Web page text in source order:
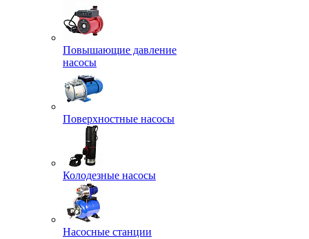
Повышающие давление
насосы
Поверхностные насосы
Колодезные насосы
Насосные станции